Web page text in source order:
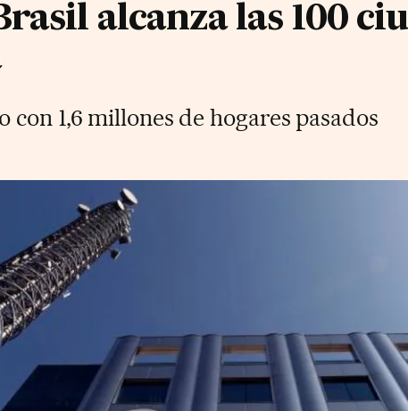
alcanza las 100
1,6 millones de hogares pasados